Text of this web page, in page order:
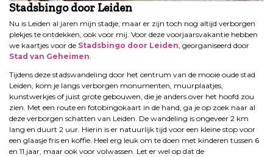
Stadsbingo door Leiden
Nu is Leiden al jaren mijn stadje, maar er zijn toch nog altijd verborgen
plekjes te ontdekken, ook voor mij. Voor deze voorjaarsvakantie hebben
we kaartjes voor de Stadsbingo door Leiden, georganiseerd door
Stad van Geheimen.
Tijdens deze stadswandeling door het centrum van de mooie oude stad
Leiden, kom je langs verborgen monumenten, muurplaatjes,
kunstwerkjes of juist grote gebouwen, die je anders over het hoofd zou
zien. Met een route en fotobingokaart in de hand, ga je op zoek naar al
deze verborgen schatten van Leiden. De wandeling is ongeveer 2 km
lang en duurt 2 uur. Hierin is er natuurlijk tijd voor een kleine stop voor
een glaasje fris en koffie. Heel erg leuk om te doen met kinderen tussen 6
en 11 jaar, maar ook voor volwassen. Let er wel op dat de